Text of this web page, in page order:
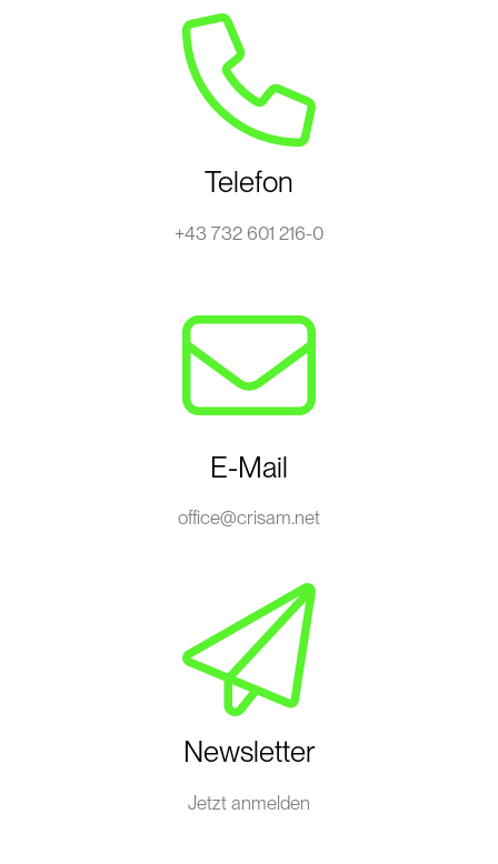
Telefon
+43 732 601 216-0
E-Mail
office@crisam.net
Newsletter
Jetzt anmelden